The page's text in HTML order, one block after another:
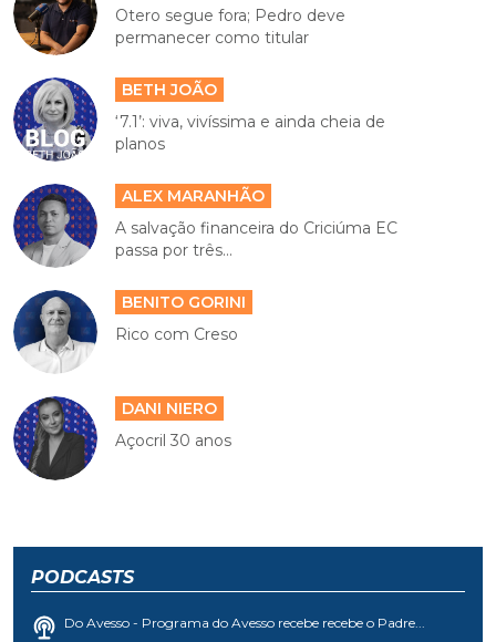
Otero segue fora; Pedro deve
permanecer como titular
BETH JOÃO
‘7.1’: viva, vivíssima e ainda cheia de
planos
ALEX MARANHÃO
A salvação financeira do Criciúma EC
passa por três...
BENITO GORINI
Rico com Creso
DANI NIERO
Açocril 30 anos
PODCASTS
Do Avesso - Programa do Avesso recebe recebe o Padre...